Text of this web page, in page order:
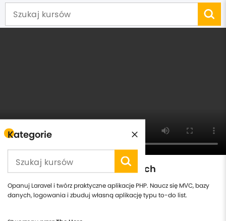
Kategorie
Kurs Laravel dla początkujących
Opanuj Laravel i twórz praktyczne aplikacje PHP. Naucz się MVC, bazy
danych, logowania i zbuduj własną aplikację typu to-do list.